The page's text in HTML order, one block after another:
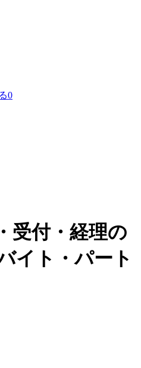
0
受付・経理の
イト・パート